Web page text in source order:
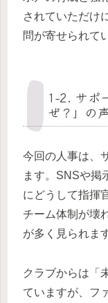
されていただけ
問が寄せられて
1-2. サポ
ぜ？」の声
今回の人事は、
ます。SNSや掲
にどうして指揮
チーム体制が壊
が多く見られま
クラブからは「
ていますが、フ